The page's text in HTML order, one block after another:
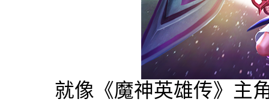
就像《魔神英雄传》